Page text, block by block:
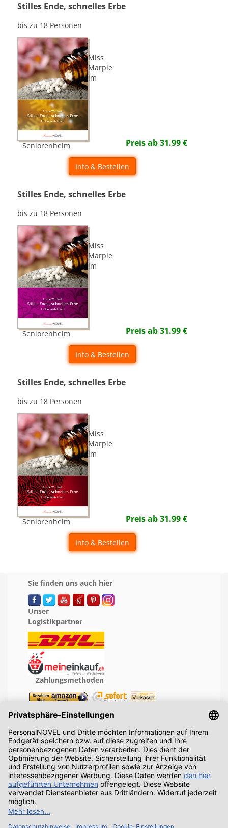
Stilles Ende, schnelles Erbe
bis zu 18 Personen
Miss
Marple
im
Seniorenheim Preis ab31.99€
Info & Bestellen
Stilles Ende, schnelles Erbe
bis zu 18 Personen
Miss
Marple
im
Seniorenheim Preis ab31.99€
Info & Bestellen
Stilles Ende, schnelles Erbe
bis zu 18 Personen
Miss
Marple
im
Seniorenheim Preis ab31.99€
Info & Bestellen
Sie finden uns auch hier
Unser
Logistikpartner
Zahlungsmethoden
Geprüfte Leistung
Recht
Sicherheit